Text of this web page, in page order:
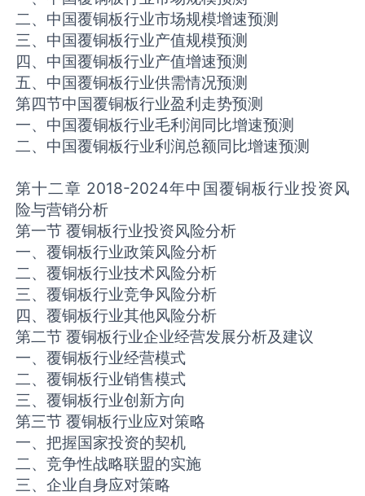
二、中国覆铜板行业市场规模增速预测
三、中国覆铜板行业产值规模预测
四、中国覆铜板行业产值增速预测
五、中国覆铜板行业供需情况预测
第四节中国覆铜板行业盈利走势预测
一、中国覆铜板行业毛利润同比增速预测
二、中国覆铜板行业利润总额同比增速预测
第十二章 2018-2024年中国覆铜板行业投资风
险与营销分析
第一节 覆铜板行业投资风险分析
一、覆铜板行业政策风险分析
二、覆铜板行业技术风险分析
三、覆铜板行业竞争风险分析
四、覆铜板行业其他风险分析
第二节 覆铜板行业企业经营发展分析及建议
一、覆铜板行业经营模式
二、覆铜板行业销售模式
三、覆铜板行业创新方向
第三节 覆铜板行业应对策略
一、把握国家投资的契机
二、竞争性战略联盟的实施
三、企业自身应对策略